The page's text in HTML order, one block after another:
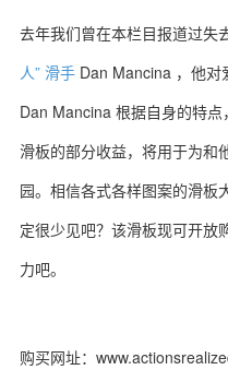
去年我们曾在本栏目报道过失
人” 滑手 Dan Mancina ，他对
Dan Mancina 根据自身的特点
滑板的部分收益，将用于为和
园。相信各式各样图案的滑板
定很少见吧？该滑板现可开放
力吧。
购买网址：